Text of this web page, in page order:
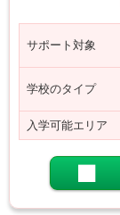
サポート対象
学校のタイプ
入学可能エリア